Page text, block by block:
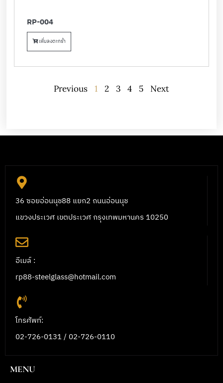
RP-004
เพิ่มลงตะกร้า
Previous 1 2 3 4 5 Next
36 ซอยอ่อนนุช88 แยก2 ถนนอ่อนนุช
แขวงประเวศ เขตประเวศ กรุงเทพมหานคร 10250
อีเมล์ :
rp88-steelglass@hotmail.com
โทรศัพท์:
02-726-0131 / 02-726-0110
MENU